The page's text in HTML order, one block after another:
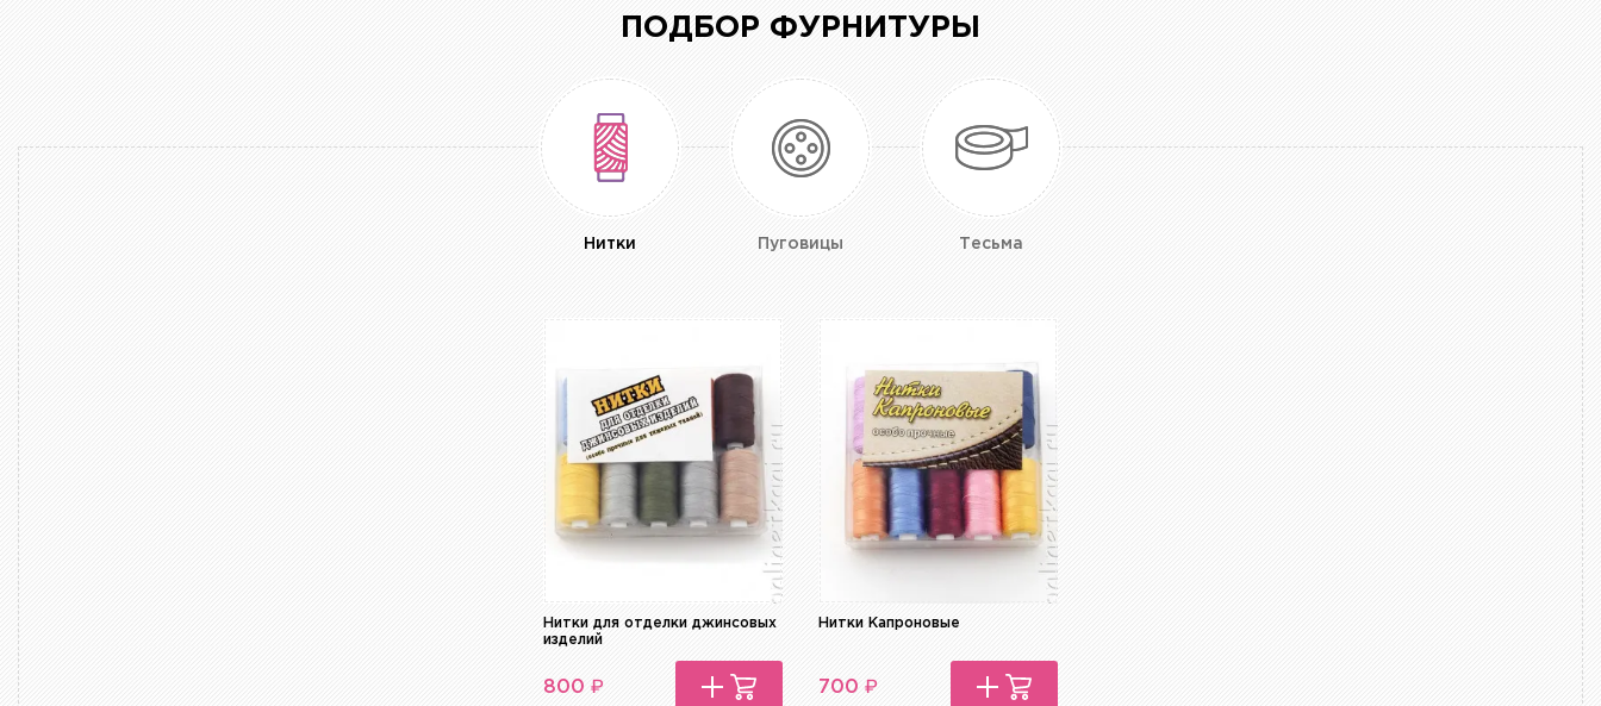
ПОДБОР ФУРНИТУРЫ
Нитки Пуговицы Тесьма
Нитки для отделки джинсовых
изделий
800 ₽
Нитки Капроновые
700 ₽